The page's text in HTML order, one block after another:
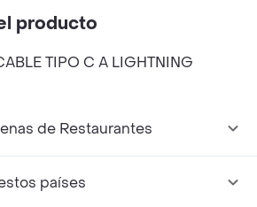
producto
TIPO C A LIGHTNING
de Restaurantes
países